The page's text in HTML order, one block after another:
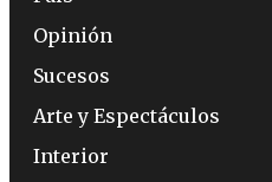
Opinión
Sucesos
Arte y Espectáculos
Interior